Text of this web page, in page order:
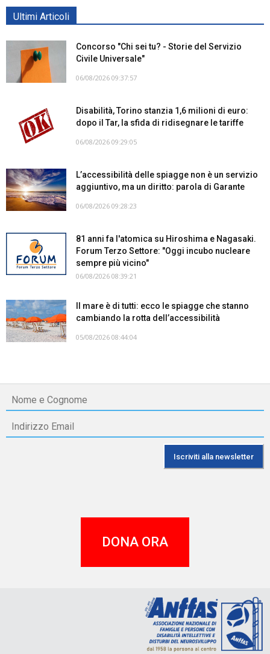
Ultimi Articoli
Concorso "Chi sei tu? - Storie del Servizio
Civile Universale"
06/08/2026 09:37:57
Disabilità, Torino stanzia 1,6 milioni di euro:
dopo il Tar, la sfida di ridisegnare le tariffe
06/08/2026 09:29:05
L’accessibilità delle spiagge non è un servizio
aggiuntivo, ma un diritto: parola di Garante
06/08/2026 09:28:23
81 anni fa l'atomica su Hiroshima e Nagasaki.
Forum Terzo Settore: "Oggi incubo nucleare
sempre più vicino"
06/08/2026 08:39:21
Il mare è di tutti: ecco le spiagge che stanno
cambiando la rotta dell’accessibilità
05/08/2026 08:44:04
DONA ORA